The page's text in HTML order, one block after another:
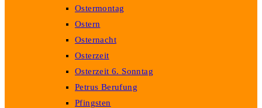
Ostermontag
Ostern
Osternacht
Osterzeit
Osterzeit 6. Sonntag
Petrus Berufung
Pfingsten